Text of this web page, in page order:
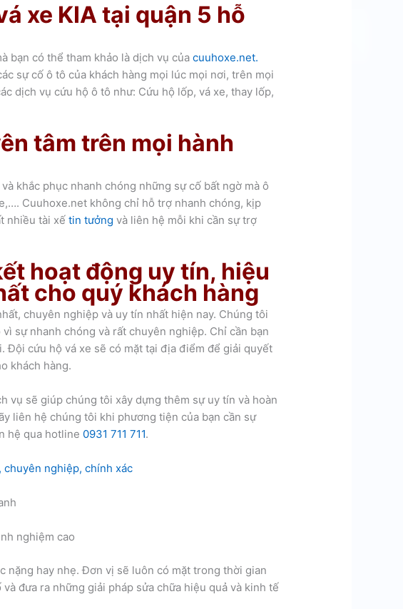
xe KIA tại quận 5 hỗ
bạn có thể tham khảo là dịch vụ củacuuhoxe.net.
sự cố ô tô của khách hàng mọi lúc mọi nơi, trên mọi
dịch vụ cứu hộ ô tô như: Cứu hộ lốp, vá xe, thay lốp,
tâm trên mọi hành
khắc phục nhanh chóng những sự cố bất ngờ mà ô
Cuuhoxe.net không chỉ hỗ trợ nhanh chóng, kịp
nhiều tài xếtin tưởng và liên hệ mỗi khi cần sự trợ
hoạt động uy tín, hiệu
cho quý khách hàng
chuyên nghiệp và uy tín nhất hiện nay. Chúng tôi
sự nhanh chóng và rất chuyên nghiệp. Chỉ cần bạn
Đội cứu hộ vá xe sẽ có mặt tại địa điểm để giải quyết
khách hàng.
vụ sẽ giúp chúng tôi xây dựng thêm sự uy tín và hoàn
liên hệ chúng tôi khi phương tiện của bạn cần sự
hệ qua hotline 0931 711 711.
nghiệp, chính xác
nghiệm cao
nặng hay nhẹ. Đơn vị sẽ luôn có mặt trong thời gian
đưa ra những giải pháp sửa chữa hiệu quả và kinh tế